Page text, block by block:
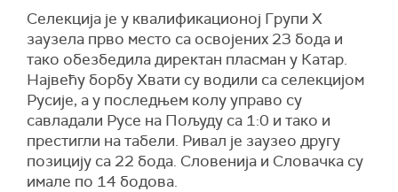
Селекција је у квалификационој Групи Х
заузела прво место са освојених 23 бода и
тако обезбедила директан пласман у Катар.
Највећу борбу Хвати су водили са селекцијом
Русије, а у последњем колу управо су
савладали Русе на Пољуду са 1:0 и тако и
престигли на табели. Ривал је заузео другу
позицију са 22 бода. Словенија и Словачка су
имале по 14 бодова.